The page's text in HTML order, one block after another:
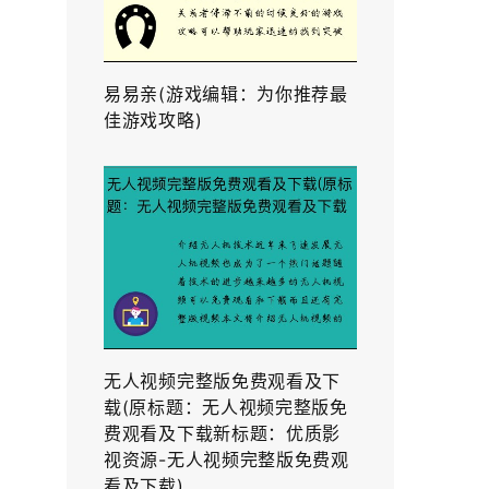
易易亲(游戏编辑：为你推荐最
佳游戏攻略)
无人视频完整版免费观看及下
载(原标题：无人视频完整版免
费观看及下载新标题：优质影
视资源-无人视频完整版免费观